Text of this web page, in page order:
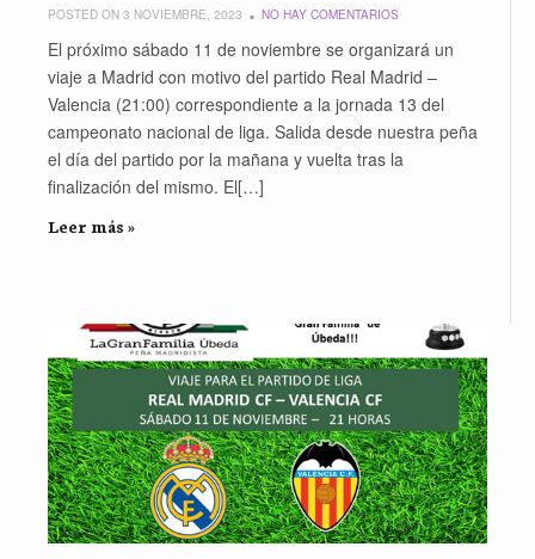
POSTED ON 3 NOVIEMBRE, 2023 NO HAY COMENTARIOS
El próximo sábado 11 de noviembre se organizará un
viaje a Madrid con motivo del partido Real Madrid –
Valencia (21:00) correspondiente a la jornada 13 del
campeonato nacional de liga. Salida desde nuestra peña
el día del partido por la mañana y vuelta tras la
finalización del mismo. El[…]
Leer más »